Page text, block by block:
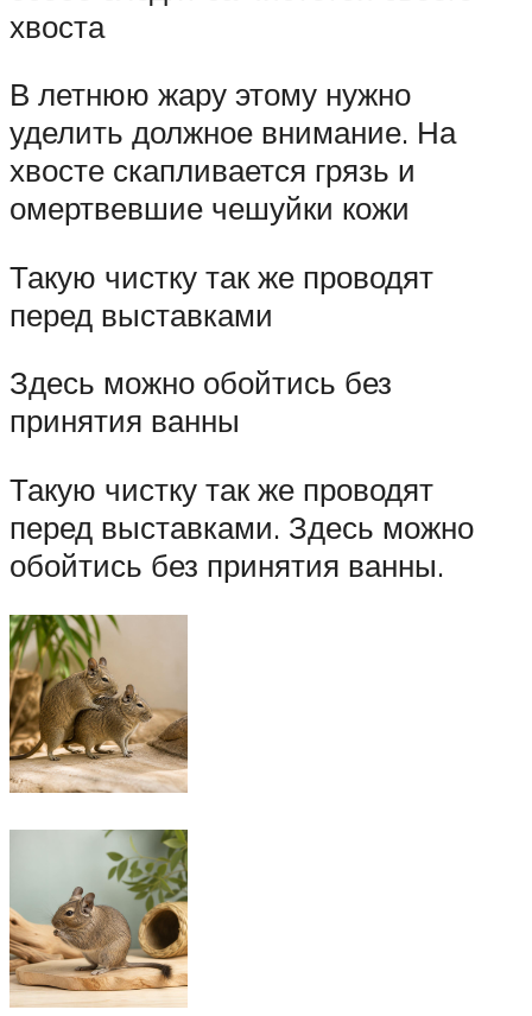
хвоста
В летнюю жару этому нужно
уделить должное внимание. На
хвосте скапливается грязь и
омертвевшие чешуйки кожи
Такую чистку так же проводят
перед выставками
Здесь можно обойтись без
принятия ванны
Такую чистку так же проводят
перед выставками. Здесь можно
обойтись без принятия ванны.